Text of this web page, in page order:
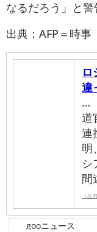
なるだろう」と警
出典：AFP＝時事
違
…
道
連
明
シ
間
（出
gooニュース